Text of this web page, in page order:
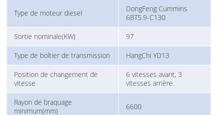
Type de moteur diesel
DongFeng Cummins
6BT5.9-C130
Sortie nominale(KW) 97
Type de boîtier de transmission HangChi YD13
Position de changement de
vitesse
6 vitesses avant, 3
vitesses arrière
Rayon de braquage
minimum(mm)
6600